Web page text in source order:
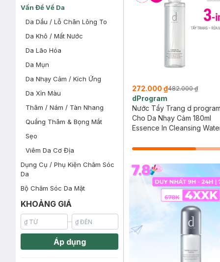
Vấn Đề Về Da
Da Dầu / Lỗ Chân Lông To
Da Khô / Mất Nước
Da Lão Hóa
Da Mụn
Da Nhạy Cảm / Kích Ứng
Da Xỉn Màu
Thâm / Nám / Tàn Nhang
Quầng Thâm & Bọng Mắt
Sẹo
Viêm Da Cơ Địa
Dụng Cụ / Phụ Kiện Chăm Sóc
Da
Bộ Chăm Sóc Da Mặt
KHOẢNG GIÁ
Áp dụng
272.000 ₫482.000 ₫
dProgram
Nước Tẩy Trang d
Cho Da Nhạy Cảm 180ml
Essence In Cleansing